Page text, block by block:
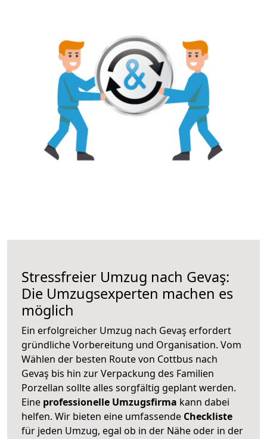
Stressfreier Umzug nach Gevaş:
Die Umzugsexperten machen es
möglich
Ein erfolgreicher Umzug nach Gevaş erfordert
gründliche Vorbereitung und Organisation. Vom
Wählen der besten Route von Cottbus nach
Gevaş bis hin zur Verpackung des Familien
Porzellan sollte alles sorgfältig geplant werden.
Eine professionelle Umzugsfirma kann dabei
helfen. Wir bieten eine umfassende Checkliste
für jeden Umzug, egal ob in der Nähe oder in der